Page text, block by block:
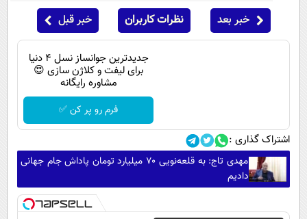
خبر بعد نظرات کاربران خبر قبل
جدیدترین جوانساز نسل 4 دنیا
برای لیفت و کلاژن سازی 😍
مشاوره رایگانه
فرم رو پر کن ✅
اشتراک گذاری :
مهدی تاج: به قلعه‌نویی ۷۰ میلیارد تومان پاداش جام جهانی
دادیم